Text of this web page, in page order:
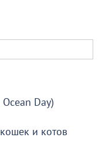
Day)
и котов